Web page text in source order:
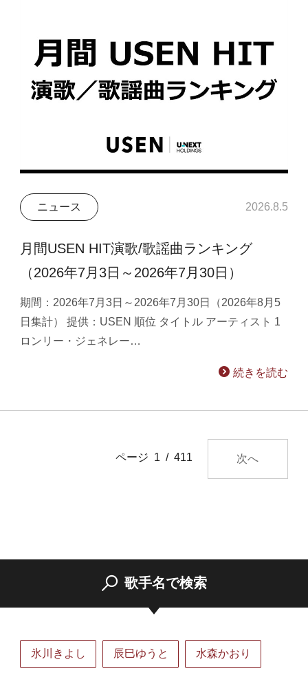
ニュース 2026.8.5
月間USEN HIT演歌/歌謡曲ランキング
（2026年7月3日～2026年7月30日）
期間：2026年7月3日～2026年7月30日（2026年8月5
日集計） 提供：USEN 順位 タイトル アーティスト 1
ロンリー・ジェネレー…
続きを読む
ページ 1 / 411 次へ
歌手名で検索
氷川きよし 辰巳ゆうと 水森かおり